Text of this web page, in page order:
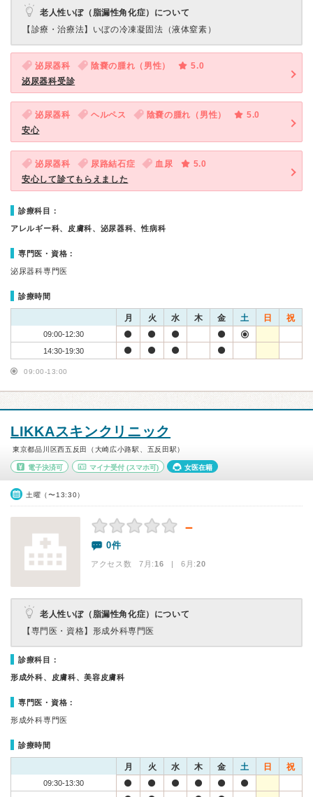
老人性いぼ（脂漏性角化症）について
【診療・治療法】 いぼの冷凍凝固法（液体窒素）
泌尿器科 陰嚢の腫れ（男性）
5.0
泌尿器科受診
泌尿器科 ヘルペス 陰嚢の腫れ（男性）
5.0
安心
泌尿器科 尿路結石症 血尿
5.0
安心して診てもらえました
診療科目：
アレルギー科、皮膚科、泌尿器科、性病科
専門医・資格：
泌尿器科専門医
診療時間
月 火 水 木 金 土 日 祝
09:00-12:30
14:30-19:30
09:00-13:00
LIKKAスキンクリニック
東京都品川区西五反田（大崎広小路駅、五反田駅）
電子決済可 マイナ受付(スマホ可) 女医在籍
土曜（〜13:30）
－
0件
アクセス数 7月:16 | 6月:20
老人性いぼ（脂漏性角化症）について
【専門医・資格】 形成外科専門医
診療科目：
形成外科、皮膚科、美容皮膚科
専門医・資格：
形成外科専門医
診療時間
月 火 水 木 金 土 日 祝
09:30-13:30